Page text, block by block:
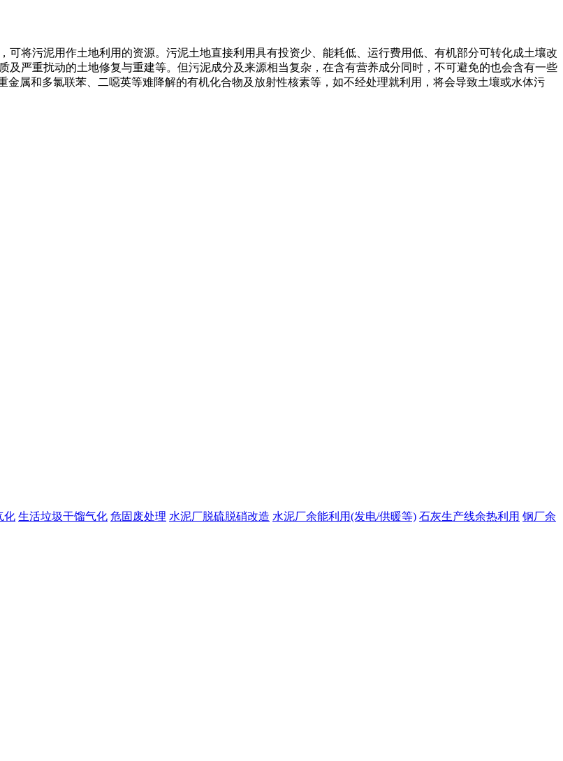
污泥用作土地利用的资源。污泥土地直接利用具有投资少、能耗低、运行费用低、有机部分可转化成土壤改
严重扰动的土地修复与重建等。但污泥成分及来源相当复杂，在含有营养成分同时，不可避免的也会含有一些
属和多氯联苯、二噁英等难降解的有机化合物及放射性核素等，如不经处理就利用，将会导致土壤或水体污
化 生活垃圾干馏气化 危固废处理 水泥厂脱硫脱硝改造 水泥厂余能利用(发电/供暖等) 石灰生产线余热利用 钢厂余